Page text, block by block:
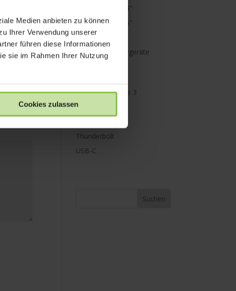
Medien anbieten zu können
Ihrer Verwendung unserer
führen diese Informationen
sie im Rahmen Ihrer Nutzung
Cookies zulassen
MacBook Pro 14"
MacBook Pro 16"
Mini Displayport
Netzteile & Ladegeräte
PowerBank
Promise Pegasus 3
Schutz
Thunderbolt
USB-C